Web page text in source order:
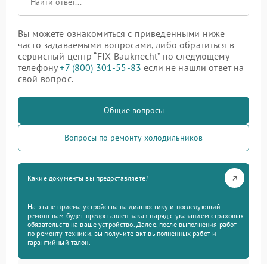
Вы можете ознакомиться с приведенными ниже
часто задаваемыми вопросами, либо обратиться в
сервисный центр “FIX-Bauknecht” по следующему
телефону+7 (800) 301-55-83 если не нашли ответ на
свой вопрос.
Общие вопросы
Вопросы по ремонту холодильников
Какие документы вы предоставляете?
На этапе приема устройства на диагностику и последующий
ремонт вам будет предоставлен заказ-наряд с указанием страховых
обязательств на ваше устройство. Далее, после выполнения работ
по ремонту техники, вы получите акт выполненных работ и
гарантийный талон.